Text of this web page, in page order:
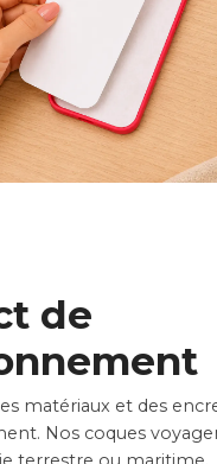
de
matériaux et des
Nos coques